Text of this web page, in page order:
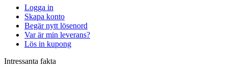
Logga in
Skapa konto
Begär nytt lösenord
Var är min leverans?
Lös in kupong
Intressanta fakta